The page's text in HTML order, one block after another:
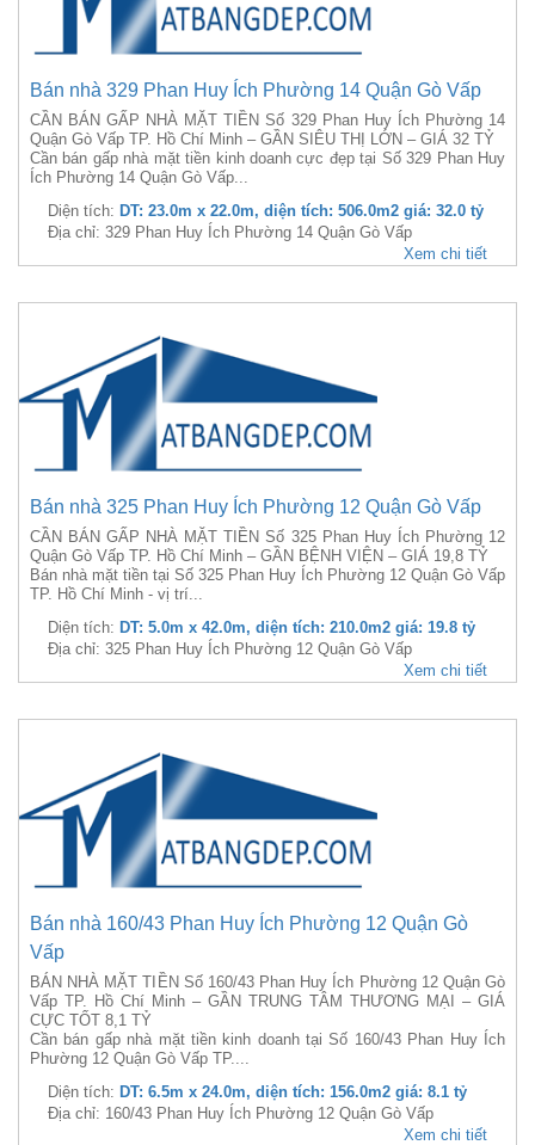
Bán nhà 329 Phan Huy Ích Phường 14 Quận Gò Vấp
CẦN BÁN GẤP NHÀ MẶT TIỀN Số 329 Phan Huy Ích Phường 14
Quận Gò Vấp TP. Hồ Chí Minh – GẦN SIÊU THỊ LỚN – GIÁ 32 TỶ
Cần bán gấp nhà mặt tiền kinh doanh cực đẹp tại Số 329 Phan Huy
Ích Phường 14 Quận Gò Vấp...
Diện tích: DT: 23.0m x 22.0m, diện tích: 506.0m2 giá: 32.0 tỷ
Địa chỉ: 329 Phan Huy Ích Phường 14 Quận Gò Vấp
Xem chi tiết
Bán nhà 325 Phan Huy Ích Phường 12 Quận Gò Vấp
CẦN BÁN GẤP NHÀ MẶT TIỀN Số 325 Phan Huy Ích Phường 12
Quận Gò Vấp TP. Hồ Chí Minh – GẦN BỆNH VIỆN – GIÁ 19,8 TỶ
Bán nhà mặt tiền tại Số 325 Phan Huy Ích Phường 12 Quận Gò Vấp
TP. Hồ Chí Minh - vị trí...
Diện tích: DT: 5.0m x 42.0m, diện tích: 210.0m2 giá: 19.8 tỷ
Địa chỉ: 325 Phan Huy Ích Phường 12 Quận Gò Vấp
Xem chi tiết
Bán nhà 160/43 Phan Huy Ích Phường 12 Quận Gò
Vấp
BÁN NHÀ MẶT TIỀN Số 160/43 Phan Huy Ích Phường 12 Quận Gò
Vấp TP. Hồ Chí Minh – GẦN TRUNG TÂM THƯƠNG MẠI – GIÁ
CỰC TỐT 8,1 TỶ
Cần bán gấp nhà mặt tiền kinh doanh tại Số 160/43 Phan Huy Ích
Phường 12 Quận Gò Vấp TP....
Diện tích: DT: 6.5m x 24.0m, diện tích: 156.0m2 giá: 8.1 tỷ
Địa chỉ: 160/43 Phan Huy Ích Phường 12 Quận Gò Vấp
Xem chi tiết